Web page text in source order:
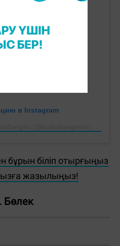
в Instagram
бұрын біліп отырғыңыз
жазылыңыз!
Бөлек